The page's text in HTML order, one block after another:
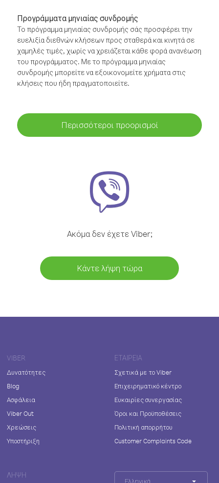
Προγράμματα μηνιαίας συνδρομής
Το πρόγραμμα μηνιαίας συνδρομής σάς προσφέρει την
ευελιξία διεθνών κλήσεων προς σταθερά και κινητά σε
χαμηλές τιμές, χωρίς να χρειάζεται κάθε φορά ανανέωση
του προγράμματος. Με το πρόγραμμα μηνιαίας
συνδρομής μπορείτε να εξοικονομείτε χρήματα στις
κλήσεις που ήδη πραγματοποιείτε.
Περισσότεροι προορισμοί
Ακόμα δεν έχετε Viber;
Κάντε λήψη τώρα
VIBER
Δυνατότητες
Blog
Ασφάλεια
Viber Out
Χρεώσεις
Υποστήριξη
ΕΤΑΙΡΕΊΑ
Σχετικά με το Viber
Επιχειρηματικό κέντρο
Ευκαιρίες συνεργασίας
Όροι και Προϋποθέσεις
Πολιτική απορρήτου
Customer Complaints Code
ΛΉΨΗ
Ελληνικά